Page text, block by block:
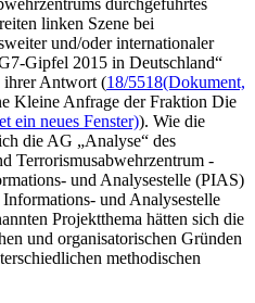
linken Szene bei
und/oder internationaler
Gipfel 2015 in Deutschland“
ihrer Antwort (18/5518(Dokument,
Kleine Anfrage der Fraktion Die
ein neues Fenster)). Wie die
die AG „Analyse“ des
Terrorismusabwehrzentrum -
und Analysestelle (PIAS)
und Analysestelle
Projektthema hätten sich die
und organisatorischen Gründen
methodischen